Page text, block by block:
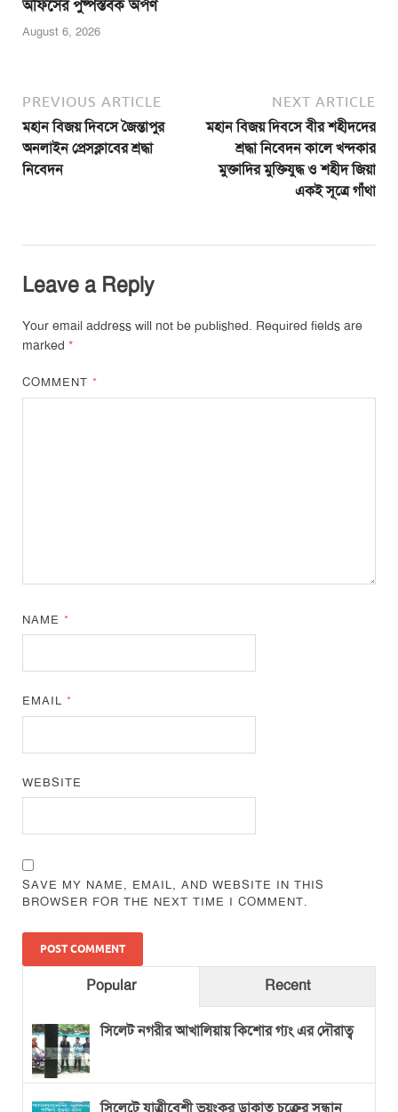
অফিসের পুষ্পস্তবক অর্পণ
August 6, 2026
PREVIOUS ARTICLE
মহান বিজয় দিবসে জৈন্তাপুর
অনলাইন প্রেসক্লাবের শ্রদ্ধা
নিবেদন
NEXT ARTICLE
মহান বিজয় দিবসে বীর শহীদদের
শ্রদ্ধা নিবেদন কালে খন্দকার
মুক্তাদির মুক্তিযুদ্ধ ও শহীদ জিয়া
একই সূত্রে গাঁথা
Leave a Reply
Your email address will not be published. Required fields are
marked *
COMMENT*
NAME*
EMAIL*
WEBSITE
SAVE MY NAME, EMAIL, AND WEBSITE IN THIS
BROWSER FOR THE NEXT TIME I COMMENT.
Popular Recent
সিলেট নগরীর আখালিয়ায় কিশোর গ্যং এর দৌরাত্ব